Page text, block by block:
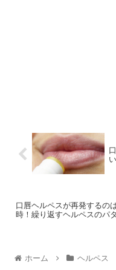
口唇ヘルペスが再発するの
時！繰り返すヘルペスのパ
ホーム ヘルペス